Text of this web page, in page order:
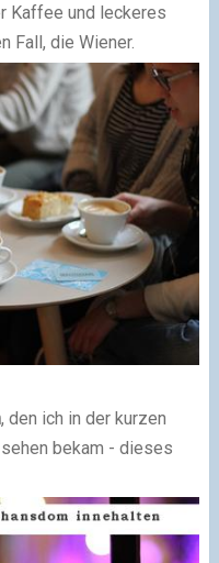
Kaffee und leckeres
Fall, die Wiener.
, den ich in der kurzen
bekam - dieses